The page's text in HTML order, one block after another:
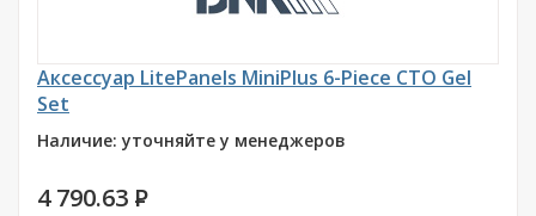
Аксессуар LitePanels MiniPlus 6-Piece CTO Gel
Set
Наличие: уточняйте у менеджеров
4 790.63 P